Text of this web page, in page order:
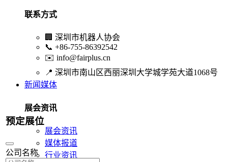
联系方式
🏢 深圳市机器人协会
📞 +86-755-86392542
✉️ info@fairplus.cn
📍 深圳市南山区西丽深圳大学城学苑大道1068号
新闻媒体
展会资讯
展会资讯
媒体报道
行业资讯
预定展位
公司名称